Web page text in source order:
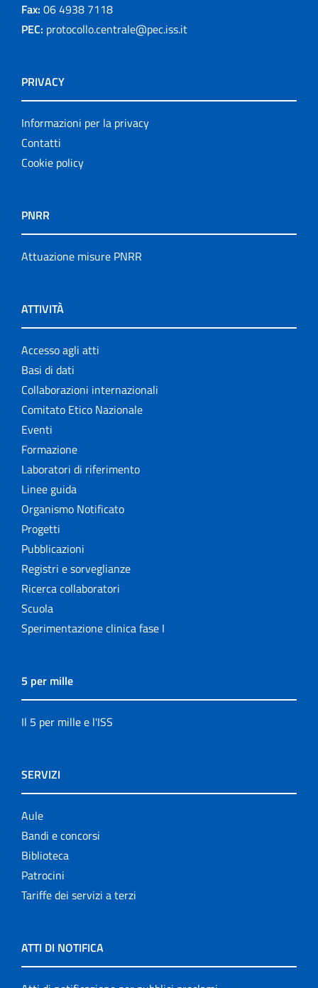
Fax: 06 4938 7118
PEC: protocollo.centrale@pec.iss.it
PRIVACY
Informazioni per la privacy
Contatti
Cookie policy
PNRR
Attuazione misure PNRR
ATTIVITÀ
Accesso agli atti
Basi di dati
Collaborazioni internazionali
Comitato Etico Nazionale
Eventi
Formazione
Laboratori di riferimento
Linee guida
Organismo Notificato
Progetti
Pubblicazioni
Registri e sorveglianze
Ricerca collaboratori
Scuola
Sperimentazione clinica fase I
5 per mille
Il 5 per mille e l'ISS
SERVIZI
Aule
Bandi e concorsi
Biblioteca
Patrocini
Tariffe dei servizi a terzi
ATTI DI NOTIFICA